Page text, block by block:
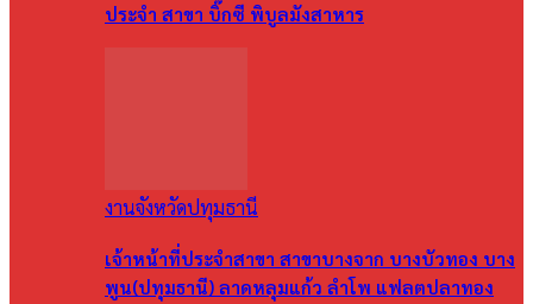
ประจำ สาขา บิ๊กซี พิบูลมังสาหาร
งานจังหวัดปทุมธานี
เจ้าหน้าที่ประจำสาขา สาขาบางจาก บางบัวทอง บาง
พูน(ปทุมธานี) ลาดหลุมแก้ว ลำโพ แฟลตปลาทอง